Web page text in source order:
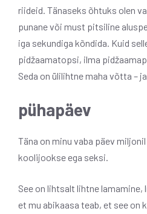
riideid. Tänaseks õhtuks olen
punane või must pitsiline
iga sekundiga kõndida. Kuid
pidžaamatopsi, ilma
Seda on ülilihtne maha võtta –
pühapäev
Täna on minu vaba päev
koolijookse ega seksi.
See on lihtsalt lihtne
et mu abikaasa teab, et see on